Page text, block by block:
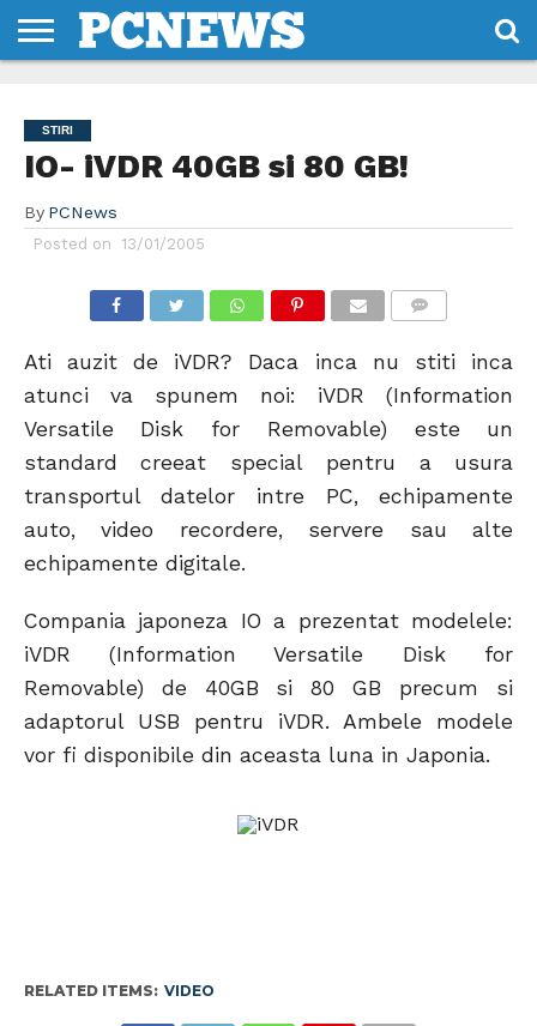
NOI
SI
CONDITII
STIRI
IO- iVDR 40GB si 80 GB!
By PCNews
Posted on 13/01/2005
Ati auzit de iVDR? Daca inca nu stiti inca
atunci va spunem noi: iVDR (Information
Versatile Disk for Removable) este un
standard creeat special pentru a usura
transportul datelor intre PC, echipamente
auto, video recordere, servere sau alte
echipamente digitale.
Compania japoneza IO a prezentat modelele:
iVDR (Information Versatile Disk for
Removable) de 40GB si 80 GB precum si
adaptorul USB pentru iVDR. Ambele modele
vor fi disponibile din aceasta luna in Japonia.
RELATED ITEMS: VIDEO